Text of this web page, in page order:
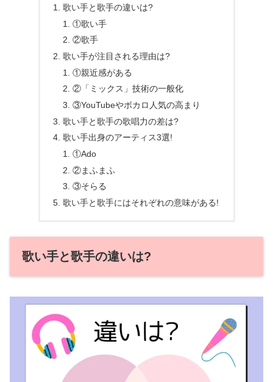
歌い手と歌手の違いは?
①歌い手
②歌手
歌い手が注目される理由は?
①親近感がある
②「ミックス」技術の一般化
③YouTubeやボカロ人気の高まり
歌い手と歌手の歌唱力の差は?
歌い手出身のアーティス3選!
①Ado
②まふまふ
③そらる
歌い手と歌手にはそれぞれの意味がある!
歌い手と歌手の違いは?